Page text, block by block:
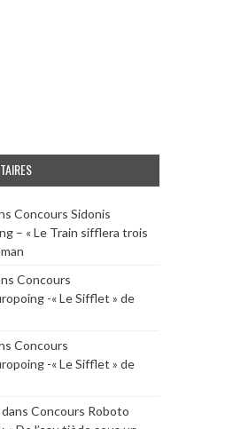
Concours Sidonis
– « Le Train sifflera trois
Concours
-« Le Sifflet » de
Concours
-« Le Sifflet » de
dans Concours Roboto